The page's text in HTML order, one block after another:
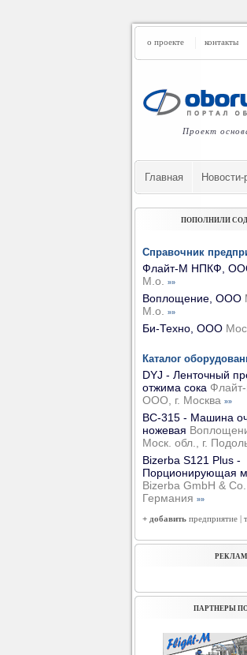
о проекте контакты
Проект
Главная Новости-
ПОПОЛНИЛИ
Справочник
Флайт-М НПКФ,
М.о.
»»
Воплощение, ООО
М.о.
»»
Би-Техно, ООО
Каталог
DYJ - Ленточный
отжима сока
ООО, г. Москва »»
ВС-315 - Машина
ножевая
Моск. обл., г.
Bizerba S121 Plus -
Порционирующая
Bizerba GmbH & Co.
Германия »»
+ добавить предприятие |
ПАРТНЕРЫ